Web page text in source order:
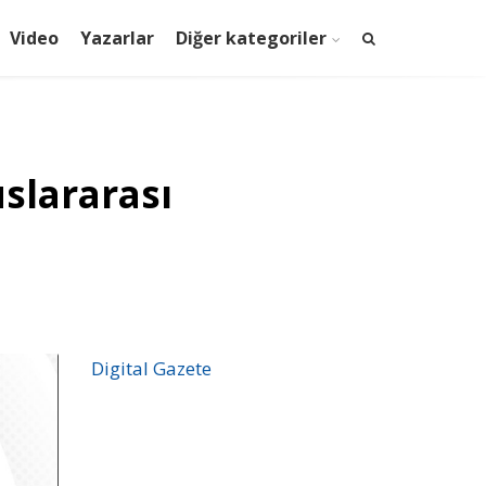
Video Yazarlar Diğer kategoriler
Digital Gazete